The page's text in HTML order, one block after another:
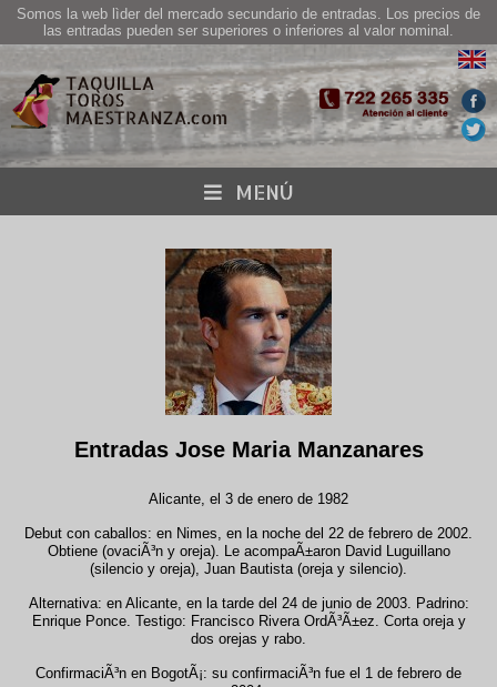
Somos la web lìder del mercado secundario de entradas. Los precios de
las entradas pueden ser superiores o inferiores al valor nominal.
MENÚ
Entradas Jose Maria Manzanares
Alicante, el 3 de enero de 1982
Debut con caballos: en Nimes, en la noche del 22 de febrero de 2002.
Obtiene (ovaciÃ³n y oreja). Le acompaÃ±aron David Luguillano
(silencio y oreja), Juan Bautista (oreja y silencio).
Alternativa: en Alicante, en la tarde del 24 de junio de 2003. Padrino:
Enrique Ponce. Testigo: Francisco Rivera OrdÃ³Ã±ez. Corta oreja y
dos orejas y rabo.
ConfirmaciÃ³n en BogotÃ¡: su confirmaciÃ³n fue el 1 de febrero de